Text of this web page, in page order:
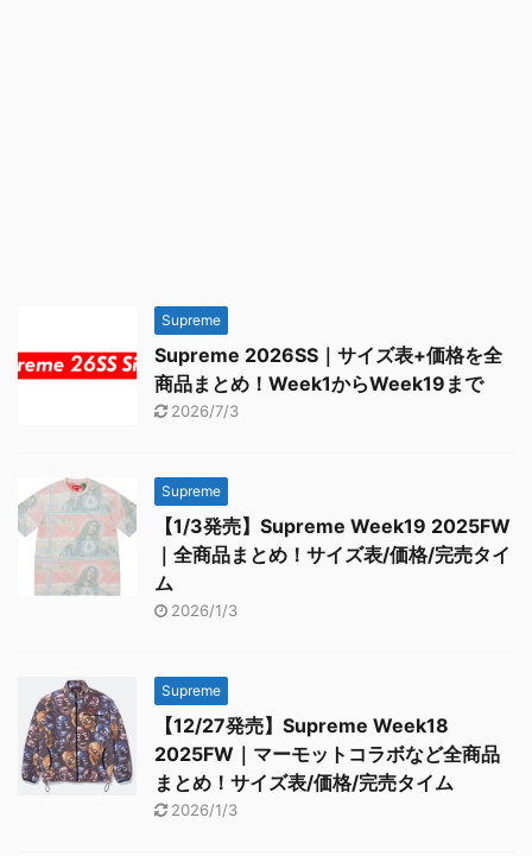
Supreme
Supreme 2026SS｜サイズ表+価格を全
商品まとめ！Week1からWeek19まで
2026/7/3
Supreme
【1/3発売】Supreme Week19 2025FW
｜全商品まとめ！サイズ表/価格/完売タイ
ム
2026/1/3
Supreme
【12/27発売】Supreme Week18
2025FW｜マーモットコラボなど全商品
まとめ！サイズ表/価格/完売タイム
2026/1/3